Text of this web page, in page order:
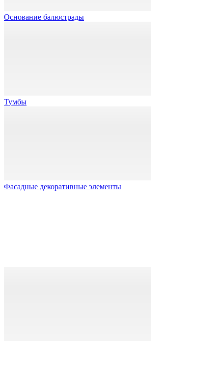
Основание балюстрады
Тумбы
Фасадные декоративные элементы